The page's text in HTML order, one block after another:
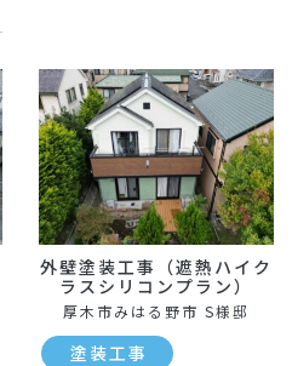
外壁塗装工事（遮熱ハイク
ラスシリコンプラン）
厚木市みはる野市 S様邸
塗装工事